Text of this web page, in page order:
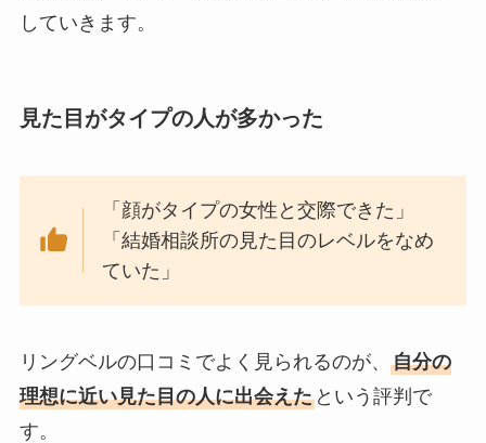
していきます。
見た目がタイプの人が多かった
「顔がタイプの女性と交際できた」
「結婚相談所の見た目のレベルをなめ
ていた」
リングベルの口コミでよく見られるのが、 自分の
理想に近い見た目の人に出会えたという評判で
す。